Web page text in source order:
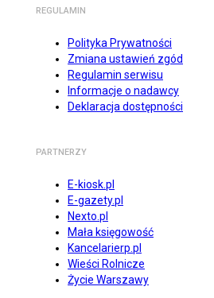
REGULAMIN
Polityka Prywatności
Zmiana ustawień zgód
Regulamin serwisu
Informacje o nadawcy
Deklaracja dostępności
PARTNERZY
E-kiosk.pl
E-gazety.pl
Nexto.pl
Mała księgowość
Kancelarierp.pl
Wieści Rolnicze
Życie Warszawy